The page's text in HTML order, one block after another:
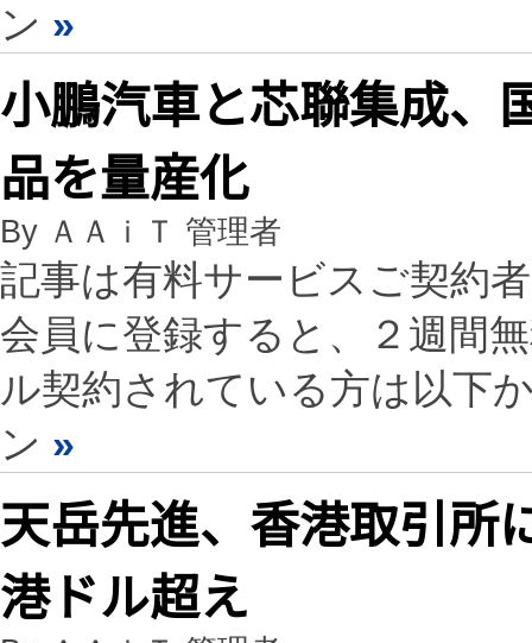
ン »
小鵬汽車と芯聯集成、
品を量産化
By ＡＡｉＴ 管理者
記事は有料サービスご契約
会員に登録すると、２週間
ル契約されている方は以下
ン »
天岳先進、香港取引
港ドル超え